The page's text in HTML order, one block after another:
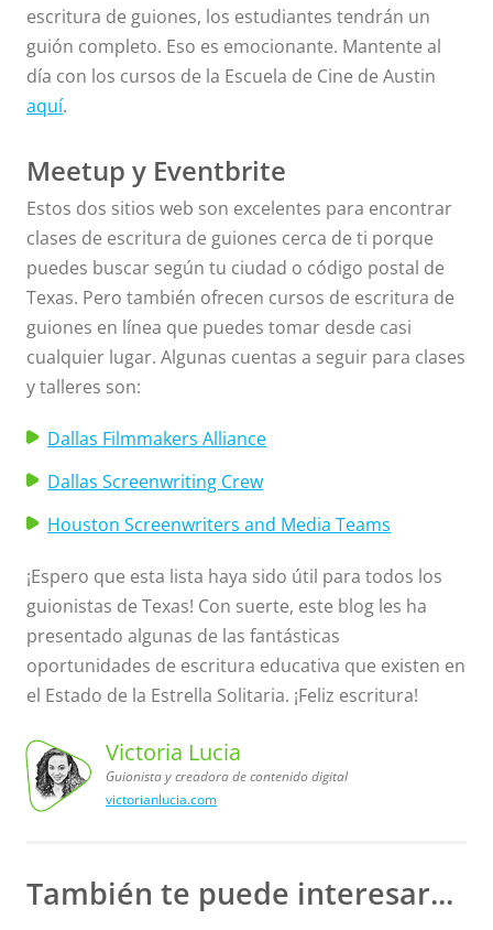
escritura de guiones, los estudiantes tendrán un
guión completo. Eso es emocionante. Mantente al
día con los cursos de la Escuela de Cine de Austin
aquí.
Meetup y Eventbrite
Estos dos sitios web son excelentes para encontrar
clases de escritura de guiones cerca de ti porque
puedes buscar según tu ciudad o código postal de
Texas. Pero también ofrecen cursos de escritura de
guiones en línea que puedes tomar desde casi
cualquier lugar. Algunas cuentas a seguir para clases
y talleres son:
Dallas Filmmakers Alliance
Dallas Screenwriting Crew
Houston Screenwriters and Media Teams
¡Espero que esta lista haya sido útil para todos los
guionistas de Texas! Con suerte, este blog les ha
presentado algunas de las fantásticas
oportunidades de escritura educativa que existen en
el Estado de la Estrella Solitaria. ¡Feliz escritura!
Victoria
Lucia,
Guionista
y creadora
de contenido
digital
Victoria Lucia
Guionista y creadora de contenido digital
victorianlucia.com
También te puede interesar...